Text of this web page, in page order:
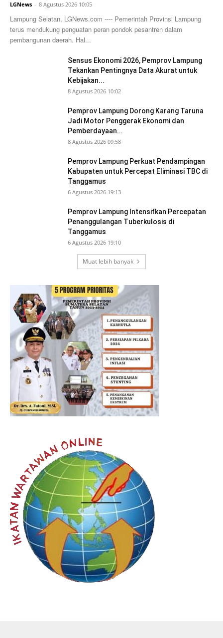
LGNews - 8 Agustus 2026 10:05
Lampung Selatan, LGNews.com ---- Pemerintah Provinsi Lampung
terus mendukung penguatan peran pondok pesantren dalam
pembangunan daerah. Hal...
Sensus Ekonomi 2026, Pemprov Lampung
Tekankan Pentingnya Data Akurat untuk
Kebijakan...
8 Agustus 2026 10:02
Pemprov Lampung Dorong Karang Taruna
Jadi Motor Penggerak Ekonomi dan
Pemberdayaan...
8 Agustus 2026 09:58
Pemprov Lampung Perkuat Pendampingan
Kabupaten untuk Percepat Eliminasi TBC di
Tanggamus
6 Agustus 2026 19:13
Pemprov Lampung Intensifkan Percepatan
Penanggulangan Tuberkulosis di
Tanggamus
6 Agustus 2026 19:10
Muat lebih banyak